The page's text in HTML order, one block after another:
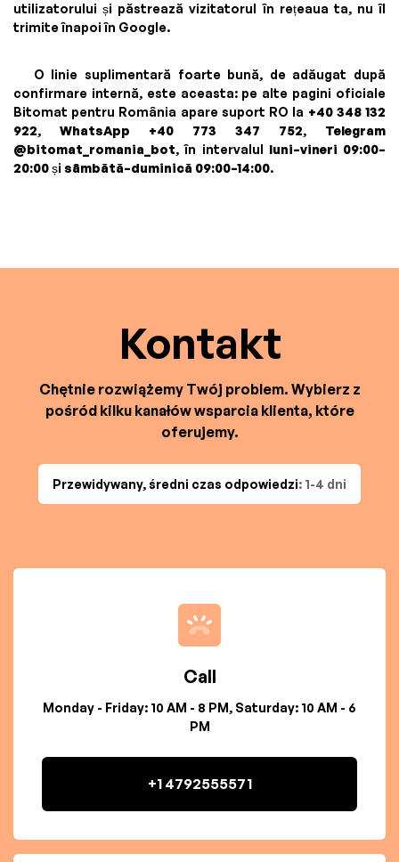
utilizatorului și păstrează vizitatorul în rețeaua ta, nu îl
trimite înapoi în Google.
O linie suplimentară foarte bună, de adăugat după
confirmare internă, este aceasta: pe alte pagini oficiale
Bitomat pentru România apare suport RO la +40 348 132
922, WhatsApp +40 773 347 752, Telegram
@bitomat_romania_bot, în intervalul luni–vineri 09:00–
20:00și sâmbătă–duminică 09:00–14:00.
Kontakt
Chętnie rozwiążemy Twój problem. Wybierz z
pośród kilku kanałów wsparcia klienta, które
oferujemy.
Przewidywany, średni czas odpowiedzi: 1-4 dni
Call
Monday - Friday: 10 AM - 8 PM, Saturday: 10 AM - 6
PM
+1 4792555571